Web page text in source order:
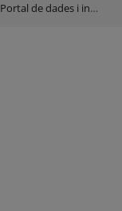
Portal de dades i inventaris